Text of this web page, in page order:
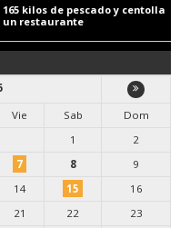
kilos de pescado y centolla
un restaurante
Vie Sab
Dom
1
2
7 8
9
14 15
16
21 22
23